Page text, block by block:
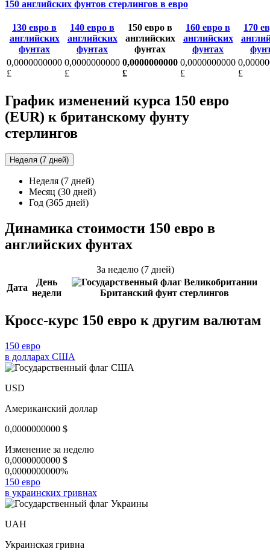
150 английских фунтов стерлингов в евро
130 евро в
английских
фунтах
140 евро в
английских
фунтах
150 евро в
английских
фунтах
160 евро в
английских
фунтах
170
0,0000000000
£
0,0000000000
£
0,0000000000
£
0,0000000000
£
£
График изменений курса 150 евро
(EUR) к британскому фунту
стерлингов
Неделя (7 дней)
Неделя (7 дней)
Месяц (30 дней)
Год (365 дней)
Динамика стоимости 150 евро в
английских фунтах
За неделю (7 дней)
Дата
День
недели
Британский фунт стерлингов
Кросс-курс 150 евро к другим валютам
150 евро
в долларах США
USD
Американский доллар
0,0000000000 $
Изменение за неделю
0,0000000000 $
0,0000000000%
150 евро
в украинских гривнах
UAH
Украинская гривна